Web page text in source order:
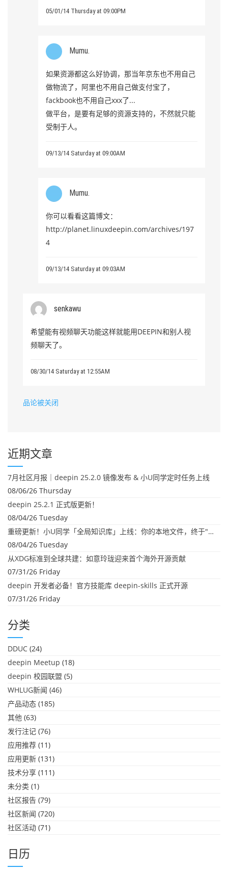
05/01/14 Thursday at 09:00PM
Mumu.
如果资源都这么好协调，那当年京东也不用自己
做物流了，阿里也不用自己做支付宝了，
fackbook也不用自己xxx了...
做平台，是要有足够的资源支持的，不然就只能
受制于人。
09/13/14 Saturday at 09:00AM
Mumu.
你可以看看这篇博文：
http://planet.linuxdeepin.com/archives/197
4
09/13/14 Saturday at 09:03AM
senkawu
希望能有视频聊天功能这样就能用DEEPIN和别人视
频聊天了。
08/30/14 Saturday at 12:55AM
品论被关闭
近期文章
7月社区月报｜deepin 25.2.0 镜像发布 & 小U同学定时任务上线
08/06/26 Thursday
deepin 25.2.1 正式版更新！
08/04/26 Tuesday
重磅更新！小U同学「全局知识库」上线：你的本地文件，终于"活"起来了
08/04/26 Tuesday
从XDG标准到全球共建：如意玲珑迎来首个海外开源贡献
07/31/26 Friday
deepin 开发者必备！官方技能库 deepin-skills 正式开源
07/31/26 Friday
分类
DDUC (24)
deepin Meetup (18)
deepin 校园联盟 (5)
WHLUG新闻 (46)
产品动态 (185)
其他 (63)
发行注记 (76)
应用推荐 (11)
应用更新 (131)
技术分享 (111)
未分类 (1)
社区报告 (79)
社区新闻 (720)
社区活动 (71)
日历